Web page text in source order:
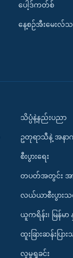
ပေါ့ဒ်ကတ်စ်
နေ့စဉ်အီးမေးလ်
သိပ္ပံနဲ့နည်းပညာ
ဥတုရာသီနဲ့ အနာ
စီးပွားရေး
တပတ်အတွင်း အာ
လယ်ယာစီးပွားသတ
ယူကရိန်း၊ မြန်မ
ထူးခြားဆန်းပြား
လူမှုရှုခင်း